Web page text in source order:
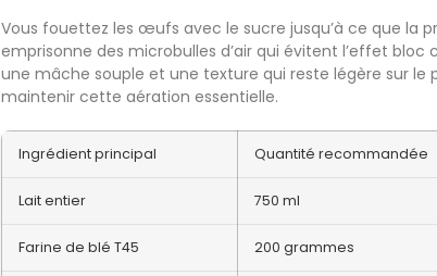
Vous fouettez les œufs avec le sucre jusqu’à ce que la
emprisonne des microbulles d’air qui évitent l’effet
une mâche souple et une texture qui reste légère sur le
maintenir cette aération essentielle.
Ingrédient principal Quantité recommandée
Lait entier 750 ml
Farine de blé T45 200 grammes